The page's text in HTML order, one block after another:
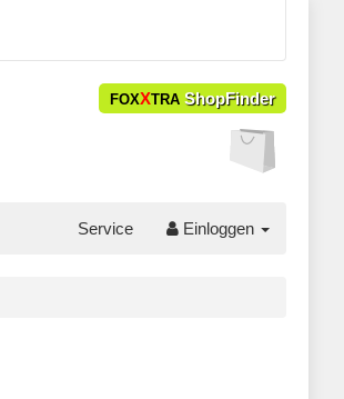
FOXXTRA ShopFinder
Service Einloggen